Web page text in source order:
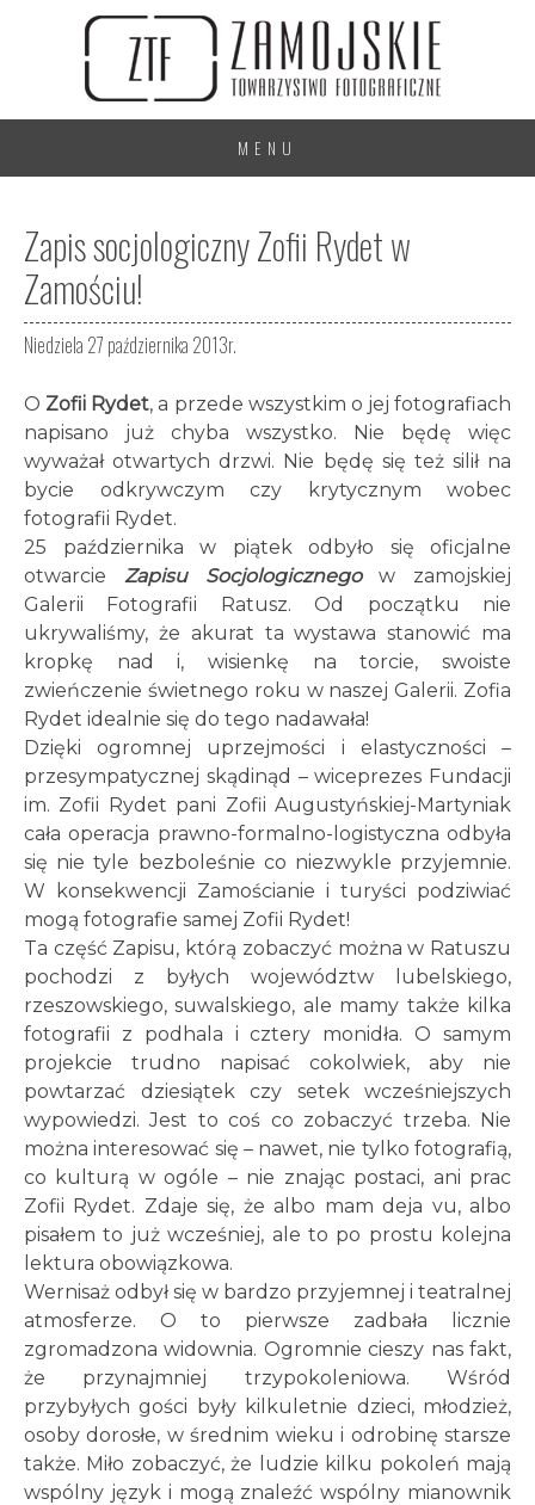
MENU
Zapis socjologiczny Zofii Rydet w
Zamościu!
Niedziela 27 października 2013r.
O Zofii Rydet, a przede wszystkim o jej fotografiach
napisano już chyba wszystko. Nie będę więc
wyważał otwartych drzwi. Nie będę się też silił na
bycie odkrywczym czy krytycznym wobec
fotografii Rydet.
25 października w piątek odbyło się oficjalne
otwarcie Zapisu Socjologicznegow zamojskiej
Galerii Fotografii Ratusz. Od początku nie
ukrywaliśmy, że akurat ta wystawa stanowić ma
kropkę nad i, wisienkę na torcie, swoiste
zwieńczenie świetnego roku w naszej Galerii. Zofia
Rydet idealnie się do tego nadawała!
Dzięki ogromnej uprzejmości i elastyczności –
przesympatycznej skądinąd – wiceprezes Fundacji
im. Zofii Rydet pani Zofii Augustyńskiej-Martyniak
cała operacja prawno-formalno-logistyczna odbyła
się nie tyle bezboleśnie co niezwykle przyjemnie.
W konsekwencji Zamościanie i turyści podziwiać
mogą fotografie samej Zofii Rydet!
Ta część Zapisu, którą zobaczyć można w Ratuszu
pochodzi z byłych województw lubelskiego,
rzeszowskiego, suwalskiego, ale mamy także kilka
fotografii z podhala i cztery monidła. O samym
projekcie trudno napisać cokolwiek, aby nie
powtarzać dziesiątek czy setek wcześniejszych
wypowiedzi. Jest to coś co zobaczyć trzeba. Nie
można interesować się – nawet, nie tylko fotografią,
co kulturą w ogóle – nie znając postaci, ani prac
Zofii Rydet. Zdaje się, że albo mam deja vu, albo
pisałem to już wcześniej, ale to po prostu kolejna
lektura obowiązkowa.
Wernisaż odbył się w bardzo przyjemnej i teatralnej
atmosferze. O to pierwsze zadbała licznie
zgromadzona widownia. Ogromnie cieszy nas fakt,
że przynajmniej trzypokoleniowa. Wśród
przybyłych gości były kilkuletnie dzieci, młodzież,
osoby dorosłe, w średnim wieku i odrobinę starsze
także. Miło zobaczyć, że ludzie kilku pokoleń mają
wspólny język i mogą znaleźć wspólny mianownik